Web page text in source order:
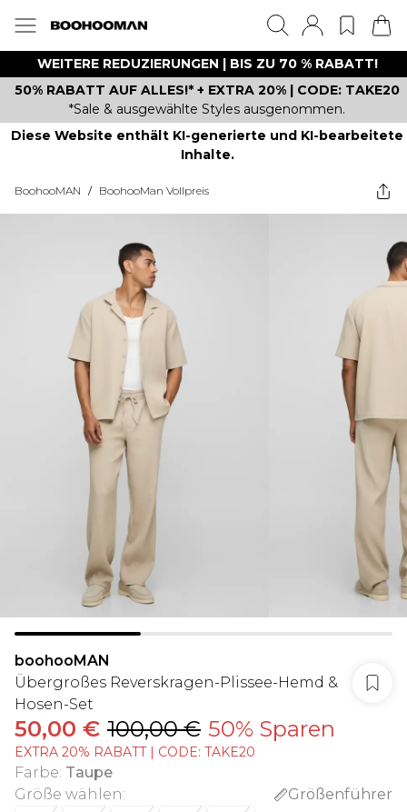
WEITERE REDUZIERUNGEN | BIS ZU 70 % RABATT!
50% RABATT AUF ALLES!* + EXTRA 20% | CODE: TAKE20
*Sale & ausgewählte Styles ausgenommen.
Diese Website enthält KI-generierte und KI-bearbeitete
Inhalte.
BoohooMAN / BoohooMan Vollpreis
boohooMAN
Übergroßes Reverskragen-Plissee-Hemd &
Hosen-Set
50,00 € 100,00 € 50% Sparen
EXTRA 20% RABATT | CODE: TAKE20
Farbe: Taupe
Größe wählen:
Größenführer